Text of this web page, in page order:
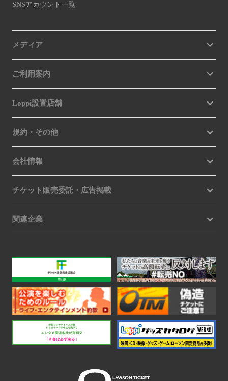
SNSアカウント一覧
メディア
ご利用案内
Loppi設置店舗
規約・その他
会社情報
チケット販売委託・広告掲載
関連企業